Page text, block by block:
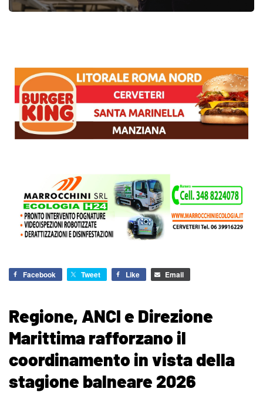
Facebook Tweet Like Email
Regione, ANCI e Direzione
Marittima rafforzano il
coordinamento in vista della
stagione balneare 2026